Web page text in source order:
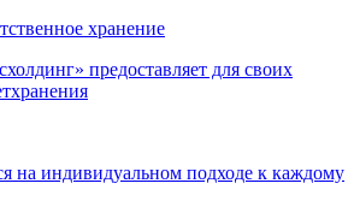
хранение
предоставляет для своих
на индивидуальном подходе к каждому